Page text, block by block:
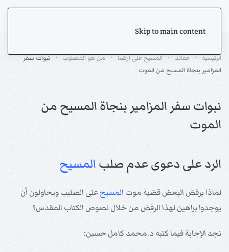
Skip to main content
الرئيسية عقائد المسيح على أرضنا من هو المصلوب
نبوات سفر
المزامير بنجاة المسيح من الموت
نبوات سفر المزامير بنجاة المسيح من
الموت
الرد على دعوى عدم صلبالمسيح
لماذا يرفض البعض قضية موت المسيحعلى الصليب ويحاولون أن
يوجدوا براهين لهذا الرفض من خلال نصوص الكتاب المقدس؟
نجد الإجابة فيما كتبه د.محمد كامل حسين: